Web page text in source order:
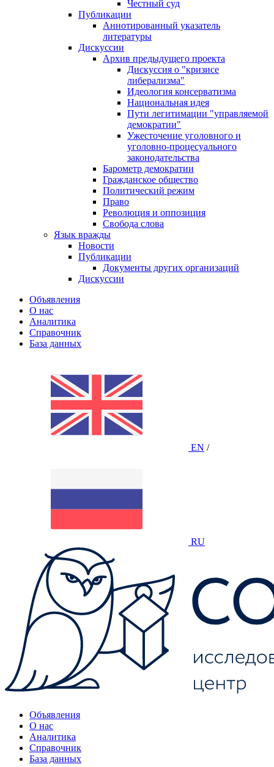
Честный суд
Публикации
Аннотированный указатель
литературы
Дискуссии
Архив предыдущего проекта
Дискуссия о "кризисе
либерализма"
Идеология консерватизма
Национальная идея
Пути легитимации "управляемой
демократии"
Ужесточение уголовного и
уголовно-процесуального
законодательства
Барометр демократии
Гражданское общество
Политический режим
Право
Революция и оппозиция
Свобода слова
Язык вражды
Новости
Публикации
Документы других организаций
Дискуссии
Объявления
О нас
Аналитика
Справочник
База данных
EN /
RU
Объявления
О нас
Аналитика
Справочник
База данных